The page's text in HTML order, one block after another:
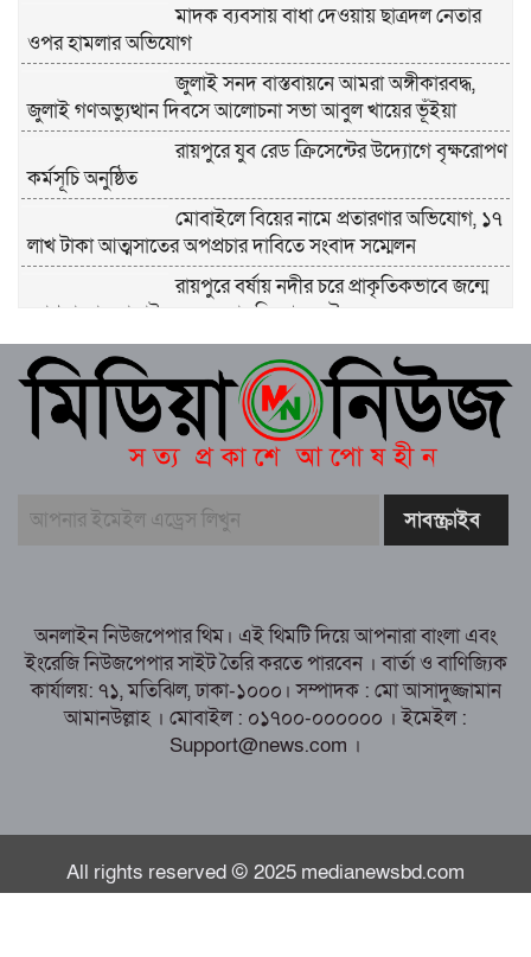
মাদক ব্যবসায় বাধা দেওয়ায় ছাত্রদল নেতার
ওপর হামলার অভিযোগ
জুলাই সনদ বাস্তবায়নে আমরা অঙ্গীকারবদ্ধ,
জুলাই গণঅভ্যুত্থান দিবসে আলোচনা সভা আবুল খায়ের ভূঁইয়া
রায়পুরে যুব রেড ক্রিসেন্টের উদ্যোগে বৃক্ষরোপণ
কর্মসূচি অনুষ্ঠিত
মোবাইলে বিয়ের নামে প্রতারণার অভিযোগ, ১৭
লাখ টাকা আত্মসাতের অপপ্রচার দাবিতে সংবাদ সম্মেলন
রায়পুরে বর্ষায় নদীর চরে প্রাকৃতিকভাবে জন্মে
হোগলা, চাষ ছাড়াই কৃষকের বাড়তি আয়ের উৎস
চলাচলের রাস্তা জবরদখলের অভিযোগ,
ইউএনও-এসি (ভূমি) ও থানায় লিখিত আবেদন
পৌর কর্মচারীর
বিদ্যুৎ, সড়ক ও সুপেয় পানির উন্নয়নে কাজ
চলছে, উন্নয়নে পৌরবাসীর সহযোগিতা চান
প্রশাসক মেহেদী হাসান কাউসার
রায়পুরে জুলাই গণঅভ্যুত্থান দিবস-২০২৬
অনলাইন নিউজপেপার থিম। এই থিমটি দিয়ে আপনারা বাংলা এবং
ইংরেজি নিউজপেপার সাইট তৈরি করতে পারবেন । বার্তা ও বাণিজ্যিক
কার্যালয়: ৭১, মতিঝিল, ঢাকা-১০০০। সম্পাদক : মো আসাদুজ্জামান
আমানউল্লাহ । মোবাইল : ০১৭০০-০০০০০০ । ইমেইল :
Support@news.com ।
All rights reserved © 2025 medianewsbd.com